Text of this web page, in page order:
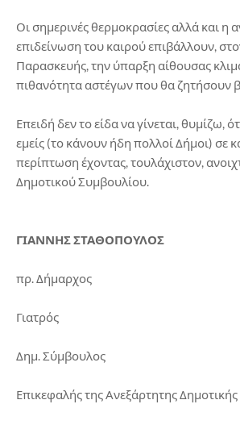
Οι σημερινές θερμοκρασίες αλλά και η
επιδείνωση του καιρού επιβάλλουν,
Παρασκευής, την ύπαρξη αίθουσας
πιθανότητα αστέγων που θα ζητήσουν
Επειδή δεν το είδα να γίνεται, θυμίζω,
εμείς (το κάνουν ήδη πολλοί Δήμοι) σε
περίπτωση έχοντας, τουλάχιστον,
Δημοτικού Συμβουλίου.
ΓΙΑΝΝΗΣ ΣΤΑΘΟΠΟΥΛΟΣ
πρ. Δήμαρχος
Γιατρός
Δημ. Σύμβουλος
Επικεφαλής της Ανεξάρτητης